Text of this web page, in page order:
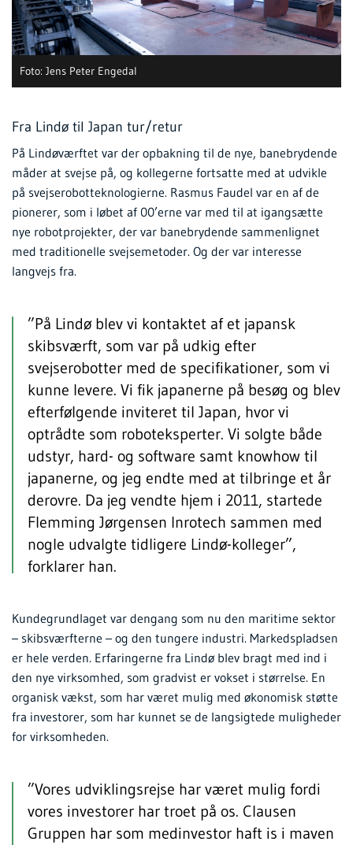
Foto: Jens Peter Engedal
Fra Lindø til Japan tur/retur
På Lindøværftet var der opbakning til de nye, banebrydende
måder at svejse på, og kollegerne fortsatte med at udvikle
på svejserobotteknologierne. Rasmus Faudel var en af de
pionerer, som i løbet af 00’erne var med til at igangsætte
nye robotprojekter, der var banebrydende sammenlignet
med traditionelle svejsemetoder. Og der var interesse
langvejs fra.
”På Lindø blev vi kontaktet af et japansk
skibsværft, som var på udkig efter
svejserobotter med de specifikationer, som vi
kunne levere. Vi fik japanerne på besøg og blev
efterfølgende inviteret til Japan, hvor vi
optrådte som roboteksperter. Vi solgte både
udstyr, hard- og software samt knowhow til
japanerne, og jeg endte med at tilbringe et år
derovre. Da jeg vendte hjem i 2011, startede
Flemming Jørgensen Inrotech sammen med
nogle udvalgte tidligere Lindø-kolleger”,
forklarer han.
Kundegrundlaget var dengang som nu den maritime sektor
– skibsværfterne – og den tungere industri. Markedspladsen
er hele verden. Erfaringerne fra Lindø blev bragt med ind i
den nye virksomhed, som gradvist er vokset i størrelse. En
organisk vækst, som har været mulig med økonomisk støtte
fra investorer, som har kunnet se de langsigtede muligheder
for virksomheden.
”Vores udviklingsrejse har været mulig fordi
vores investorer har troet på os. Clausen
Gruppen har som medinvestor haft is i maven